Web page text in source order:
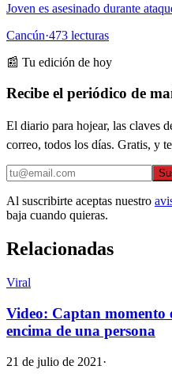
Joven es asesinado durante
Cancún·473 lecturas
📰 Tu edición de hoy
Recibe el periódico de
El diario para hojear, las claves
correo, todos los días. Gratis, y
Al suscribirte aceptas nuestro
baja cuando quieras.
Relacionadas
Viral
Video: Captan momento
encima de una persona
21 de julio de 2021 ·